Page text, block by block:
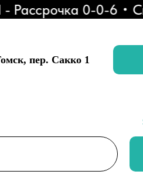
0-0-6
пер. Сакко 1